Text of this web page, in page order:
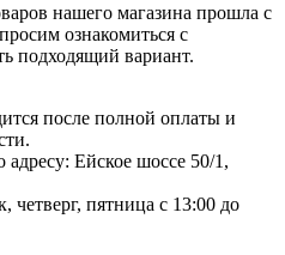
нашего магазина прошла с
ознакомиться с
подходящий вариант.
после полной оплаты и
Ейское шоссе 50/1,
четверг, пятница с 13:00 до